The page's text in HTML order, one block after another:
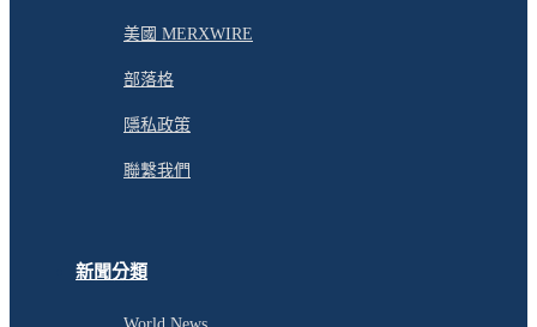
美國 MERXWIRE
部落格
隱私政策
聯繫我們
新聞分類